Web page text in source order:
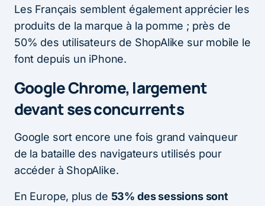
Les Français semblent également apprécier les
produits de la marque à la pomme ; près de
50% des utilisateurs de ShopAlike sur mobile le
font depuis un iPhone.
Google Chrome, largement
devant ses concurrents
Google sort encore une fois grand vainqueur
de la bataille des navigateurs utilisés pour
accéder à ShopAlike.
En Europe, plus de 53% des sessions sont